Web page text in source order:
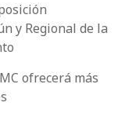
y Regional de la
ofrecerá más